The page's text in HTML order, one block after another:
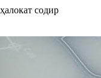
содир